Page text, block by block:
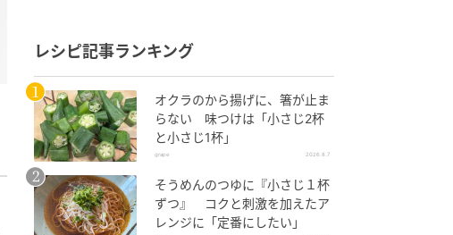
レシピ記事ランキング
オクラのから揚げに、箸が止ま
らない 味つけは「小さじ2杯
と小さじ1杯」
grape 2026.8.7
そうめんのつゆに『小さじ１杯
ずつ』 コクと刺激を加えたア
レンジに「定番にしたい」